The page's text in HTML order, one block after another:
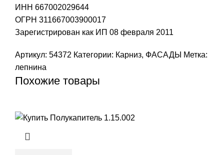
ИНН 667002029644
ОГРН 311667003900017
Зарегистрирован как ИП 08 февраля 2011
Артикул: 54372 Категории: Карниз, ФАСАДЫ Метка:
лепнина
Похожие товары